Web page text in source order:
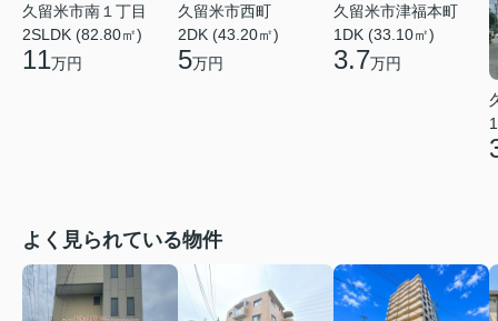
久留米市南１丁目
2SLDK (82.80㎡)
11万円
久留米市西町
2DK (43.20㎡)
5万円
久留米市津福本町
1DK (33.10㎡)
3.7万円
よく見られている物件